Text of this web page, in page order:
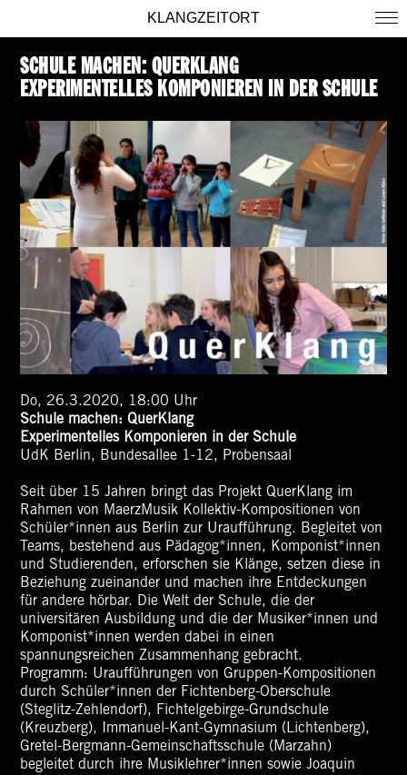
KLANGZEITORT
SCHULE MACHEN: QUERKLANG
EXPERIMENTELLES KOMPONIEREN IN DER SCHULE
Do, 26.3.2020, 18:00 Uhr
Schule machen: QuerKlang
Experimentelles Komponieren in der Schule
UdK Berlin, Bundesallee 1-12, Probensaal
Seit über 15 Jahren bringt das Projekt QuerKlang im
Rahmen von MaerzMusik Kollektiv-Kompositionen von
Schüler*innen aus Berlin zur Uraufführung. Begleitet von
Teams, bestehend aus Pädagog*innen, Komponist*innen
und Studierenden, erforschen sie Klänge, setzen diese in
Beziehung zueinander und machen ihre Entdeckungen
für andere hörbar. Die Welt der Schule, die der
universitären Ausbildung und die der Musiker*innen und
Komponist*innen werden dabei in einen
spannungsreichen Zusammenhang gebracht.
Programm: Uraufführungen von Gruppen-Kompositionen
durch Schüler*innen der Fichtenberg-Oberschule
(Steglitz-Zehlendorf), Fichtelgebirge-Grundschule
(Kreuzberg), Immanuel-Kant-Gymnasium (Lichtenberg),
Gretel-Bergmann-Gemeinschaftsschule (Marzahn)
begleitet durch ihre Musiklehrer*innen sowie Joaquin